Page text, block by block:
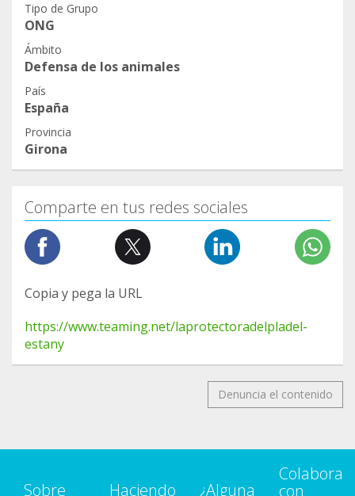
Tipo de Grupo
ONG
Ámbito
Defensa de los animales
País
España
Provincia
Girona
Comparte en tus redes sociales
Copia y pega la URL
https://www.teaming.net/laprotectoradelpladel-
estany
Denuncia el contenido
Sobre
Haciendo
¿Alguna
Colabora
con